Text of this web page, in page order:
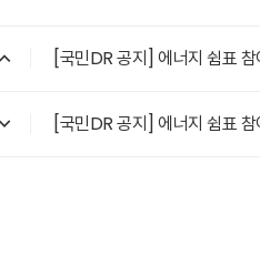
[국민DR 공지] 에너지 쉼표
[국민DR 공지] 에너지 쉼표